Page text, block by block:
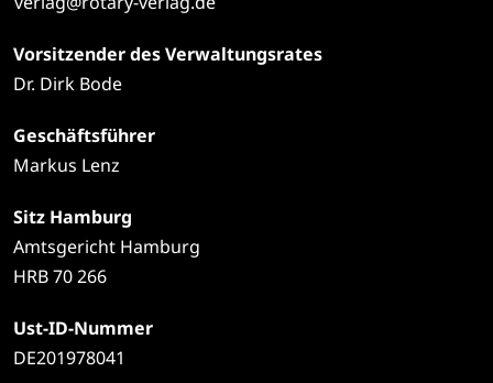
Vorsitzender des Verwaltungsrates
Dr. Dirk Bode
Geschäftsführer
Markus Lenz
Sitz Hamburg
Amtsgericht Hamburg
HRB 70 266
Ust-ID-Nummer
DE201978041